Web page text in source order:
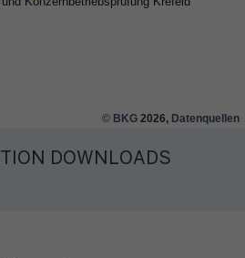
© BKG 2026, Datenquellen
DOWNLOADS